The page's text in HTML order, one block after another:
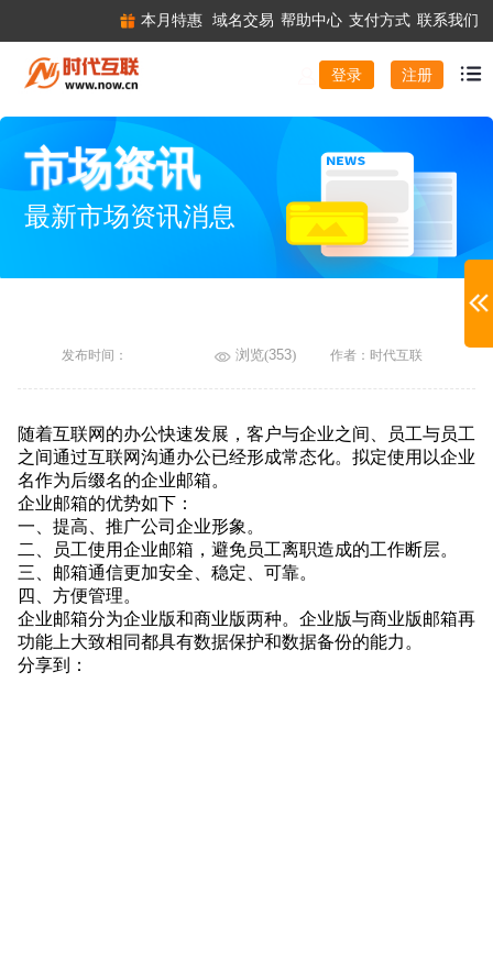
本月特惠 域名交易 帮助中心 支付方式 联系我们
登录 注册
市场资讯
最新市场资讯消息
发布时间： 浏览(353) 作者：时代互联
随着互联网的办公快速发展，客户与企业之间、员工与员工
之间通过互联网沟通办公已经形成常态化。拟定使用以企业
名作为后缀名的企业邮箱。
企业邮箱的优势如下：
一、提高、推广公司企业形象。
二、员工使用企业邮箱，避免员工离职造成的工作断层。
三、邮箱通信更加安全、稳定、可靠。
四、方便管理。
企业邮箱分为企业版和商业版两种。企业版与商业版邮箱再
功能上大致相同都具有数据保护和数据备份的能力。
分享到：